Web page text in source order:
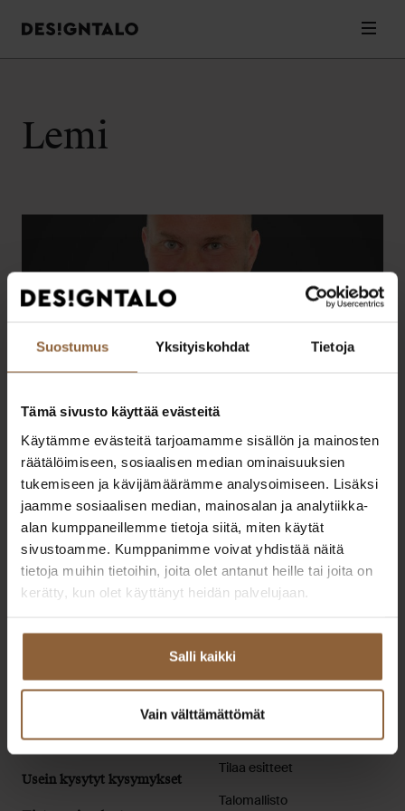
Suostumus Yksityiskohdat Tietoja
Tämä sivusto käyttää evästeitä
Käytämme evästeitä tarjoamamme sisällön ja mainosten
räätälöimiseen, sosiaalisen median ominaisuuksien
tukemiseen ja kävijämäärämme analysoimiseen. Lisäksi
jaamme sosiaalisen median, mainosalan ja analytiikka-
alan kumppaneillemme tietoja siitä, miten käytät
sivustoamme. Kumppanimme voivat yhdistää näitä
tietoja muihin tietoihin, joita olet antanut heille tai joita on
kerätty, kun olet käyttänyt heidän palvelujaan.
Salli kaikki
Vain välttämättömät
Designtalo
Lemi
Miika Nylander
Lue lisää
Elämäsi parhaat ratkaisut muuttovalmiin kodin rakentamiseen.
yhteistyökumppaneille
Usein kysytyt kysymykset
Toimipisteet
Tilaa esitteet
Talomallisto